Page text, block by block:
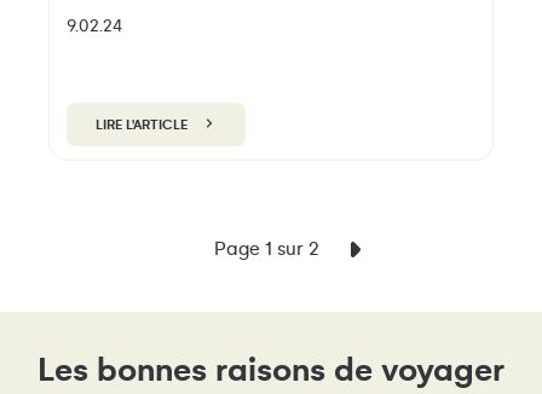
9.02.24
LIRE L'ARTICLE
Page 1 sur 2
Les bonnes raisons de voyager